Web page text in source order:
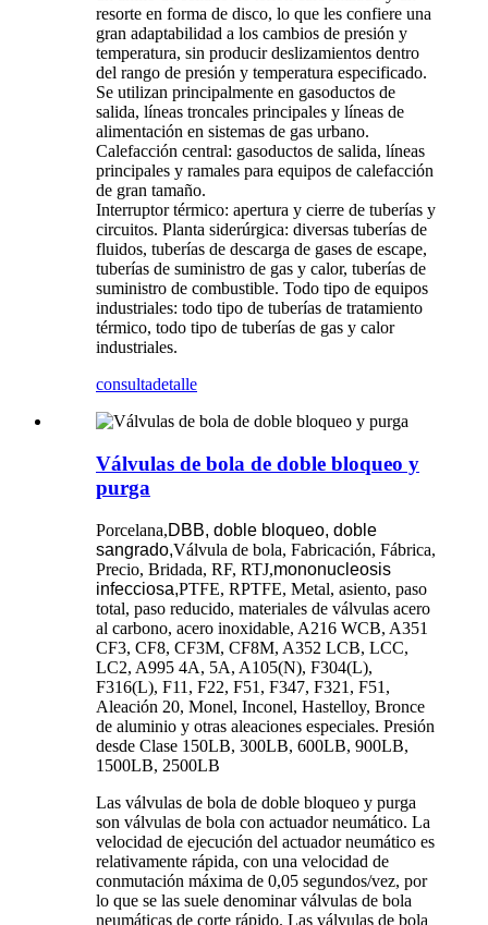
resorte en forma de disco, lo que les confiere una
gran adaptabilidad a los cambios de presión y
temperatura, sin producir deslizamientos dentro
del rango de presión y temperatura especificado.
Se utilizan principalmente en gasoductos de
salida, líneas troncales principales y líneas de
alimentación en sistemas de gas urbano.
Calefacción central: gasoductos de salida, líneas
principales y ramales para equipos de calefacción
de gran tamaño.
Interruptor térmico: apertura y cierre de tuberías y
circuitos. Planta siderúrgica: diversas tuberías de
fluidos, tuberías de descarga de gases de escape,
tuberías de suministro de gas y calor, tuberías de
suministro de combustible. Todo tipo de equipos
industriales: todo tipo de tuberías de tratamiento
térmico, todo tipo de tuberías de gas y calor
industriales.
consultadetalle
Válvulas de bola de doble bloqueo y
purga
Porcelana,DBB, doble bloqueo, doble
sangrado,Válvula de bola, Fabricación, Fábrica,
Precio, Bridada, RF, RTJ,mononucleosis
infecciosa,PTFE, RPTFE, Metal, asiento, paso
total, paso reducido, materiales de válvulas acero
al carbono, acero inoxidable, A216 WCB, A351
CF3, CF8, CF3M, CF8M, A352 LCB, LCC,
LC2, A995 4A, 5A, A105(N), F304(L),
F316(L), F11, F22, F51, F347, F321, F51,
Aleación 20, Monel, Inconel, Hastelloy, Bronce
de aluminio y otras aleaciones especiales. Presión
desde Clase 150LB, 300LB, 600LB, 900LB,
1500LB, 2500LB
Las válvulas de bola de doble bloqueo y purga
son válvulas de bola con actuador neumático. La
velocidad de ejecución del actuador neumático es
relativamente rápida, con una velocidad de
conmutación máxima de 0,05 segundos/vez, por
lo que se las suele denominar válvulas de bola
neumáticas de corte rápido. Las válvulas de bola